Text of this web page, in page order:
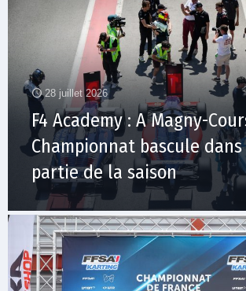
28 juillet 2026
F4 Academy : A Magny-
Championnat bascule
partie de la saison